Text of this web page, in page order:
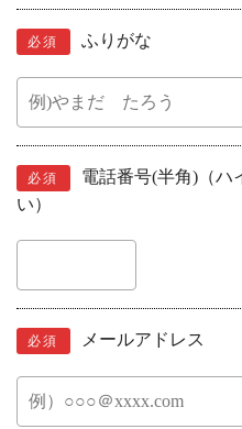
必須 ふりがな
必須
電話番号(半角)（ハ
い）
必須 メールアドレス